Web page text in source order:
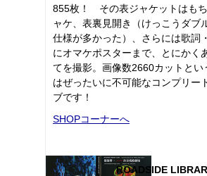
855枚！ その表ジャケットはも
ャケ、表裏見開き（けっこうダブ
仕様が多かった）、さらには歌詞
にオマケポスターまで、とにかく
てを撮影。画像数2660カットとい
はぜったいに不可能なコンプリー
ブです！
SHOPコーナーへ
ROADSIDE